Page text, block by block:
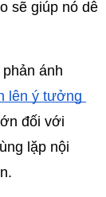
sẽ giúp nó dễ
ánh
lên ý tưởng
đối với
lặp nội